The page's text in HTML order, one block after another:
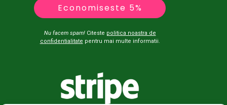
Economiseste 5%
Nu facem spam!Citeste politica noastra de
confidentialitate pentru mai multe informatii.